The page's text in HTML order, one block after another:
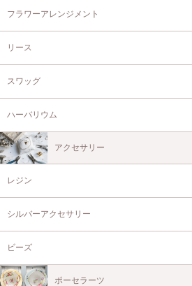
フラワーアレンジメント
リース
スワッグ
ハーバリウム
アクセサリー
レジン
シルバーアクセサリー
ビーズ
ポーセラーツ